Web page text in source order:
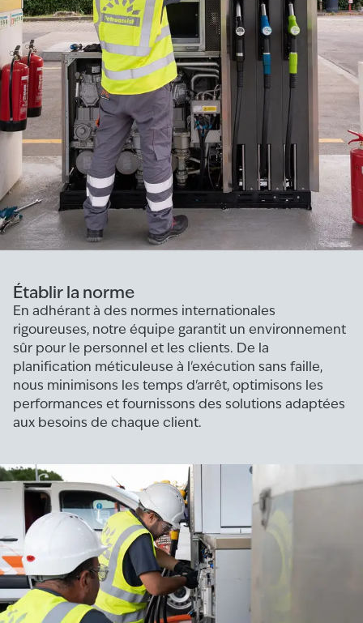
Établir la norme
En adhérant à des normes internationales
rigoureuses, notre équipe garantit un environnement
sûr pour le personnel et les clients. De la
planification méticuleuse à l'exécution sans faille,
nous minimisons les temps d'arrêt, optimisons les
performances et fournissons des solutions adaptées
aux besoins de chaque client.